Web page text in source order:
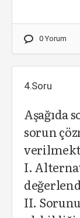
0 Yorum
4.Soru
Aşağıda
sorun
I.
II.